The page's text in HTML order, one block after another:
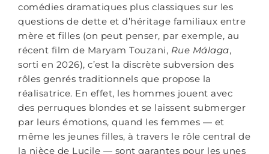
comédies dramatiques plus classiques sur les
questions de dette et d’héritage familiaux entre
mère et filles (on peut penser, par exemple, au
récent film de Maryam Touzani, Rue Málaga,
sorti en 2026), c’est la discrète subversion des
rôles genrés traditionnels que propose la
réalisatrice. En effet, les hommes jouent avec
des perruques blondes et se laissent submerger
par leurs émotions, quand les femmes — et
même les jeunes filles, à travers le rôle central de
la nièce de Lucile — sont garantes pour les unes